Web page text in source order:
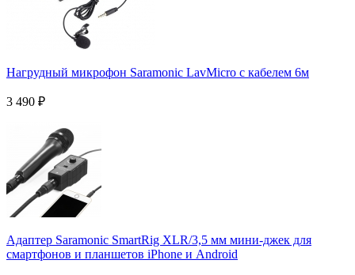
Нагрудный микрофон Saramonic LavMicro с кабелем 6м
3 490 ₽
Адаптер Saramonic SmartRig XLR/3,5 мм мини-джек для
смартфонов и планшетов iPhone и Android